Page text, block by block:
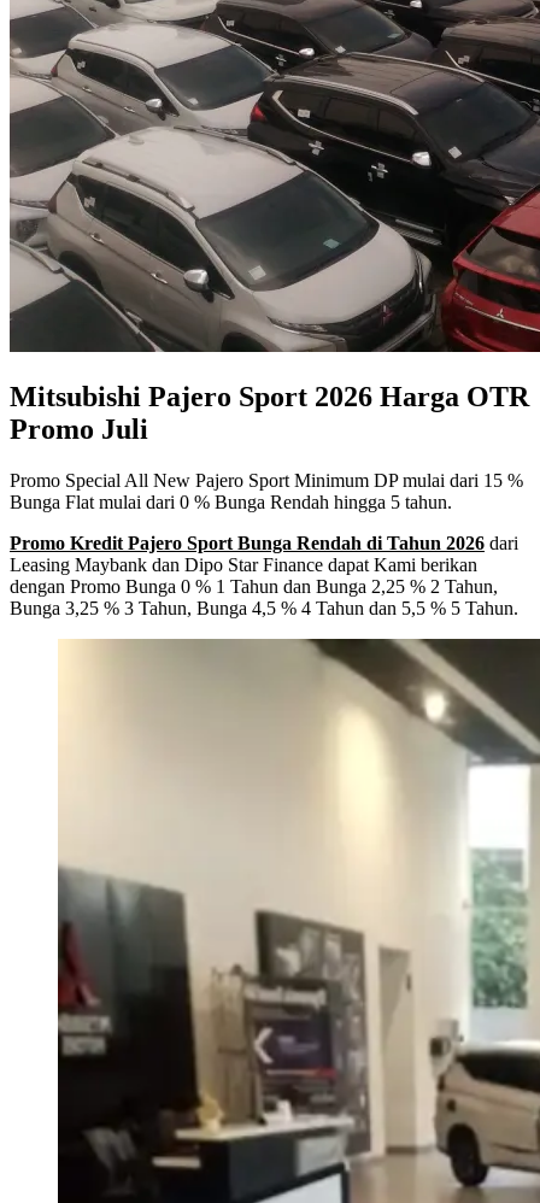
Mitsubishi Pajero Sport 2026 Harga OTR
Promo Juli
Promo Special All New Pajero Sport Minimum DP mulai dari 15 %
Bunga Flat mulai dari 0 % Bunga Rendah hingga 5 tahun.
Promo Kredit Pajero Sport Bunga Rendah di Tahun 2026 dari
Leasing Maybank dan Dipo Star Finance dapat Kami berikan
dengan Promo Bunga 0 % 1 Tahun dan Bunga 2,25 % 2 Tahun,
Bunga 3,25 % 3 Tahun, Bunga 4,5 % 4 Tahun dan 5,5 % 5 Tahun.